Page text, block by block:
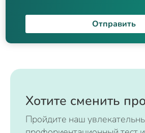
Отправить
Хотите сменить
Пройдите наш